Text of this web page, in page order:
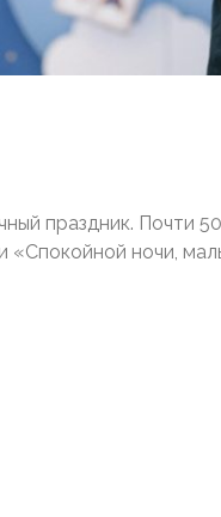
праздник. Почти
«Спокойной ночи,